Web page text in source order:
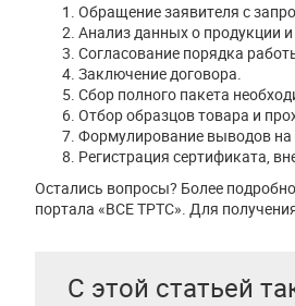
Обращение заявителя с
Анализ данных о продукции
Согласование порядка
Заключение договора.
Сбор полного пакета
Отбор образцов товара и
Формулирование выводов на
Регистрация сертификата,
Остались вопросы? Более
портала «ВСЕ ТРТС». Для
С этой статьей